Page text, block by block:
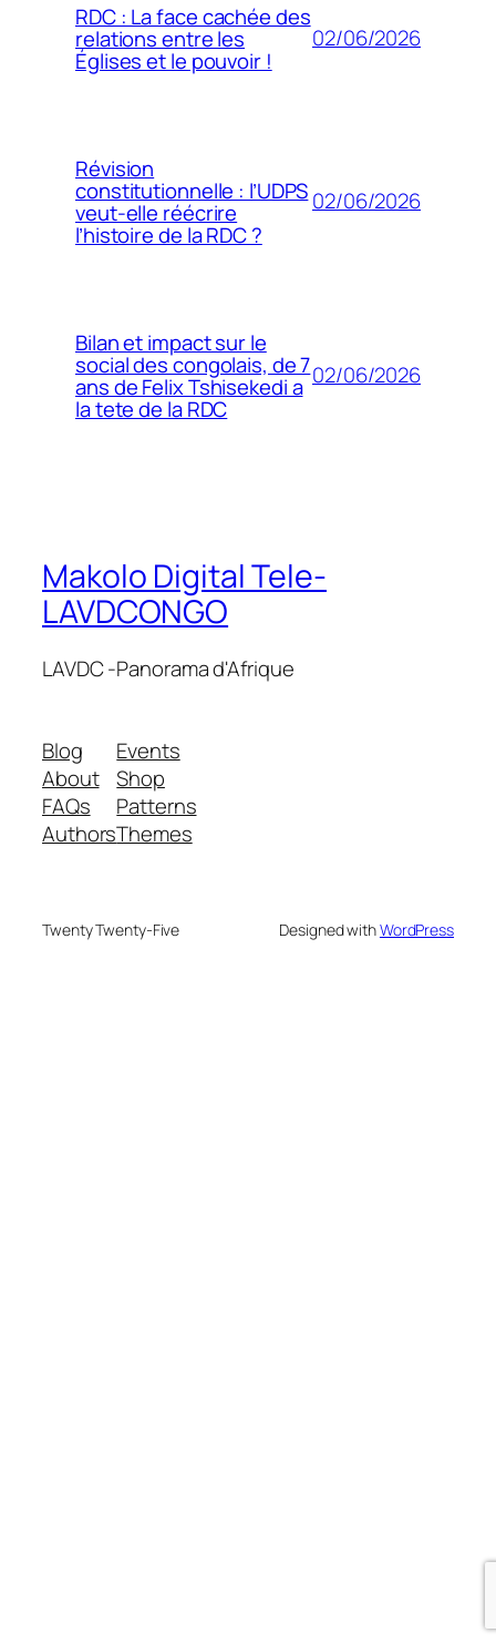
RDC : La face cachée des
relations entre les
Églises et le pouvoir !
02/06/2026
Révision
constitutionnelle : l’UDPS
veut-elle réécrire
l’histoire de la RDC ?
02/06/2026
Bilan et impact sur le
social des congolais, de 7
ans de Felix Tshisekedi a
la tete de la RDC
02/06/2026
Makolo Digital Tele-
LAVDCONGO
LAVDC -Panorama d'Afrique
Blog
About
FAQs
Authors
Events
Shop
Patterns
Themes
Twenty Twenty-Five Designed withWordPress